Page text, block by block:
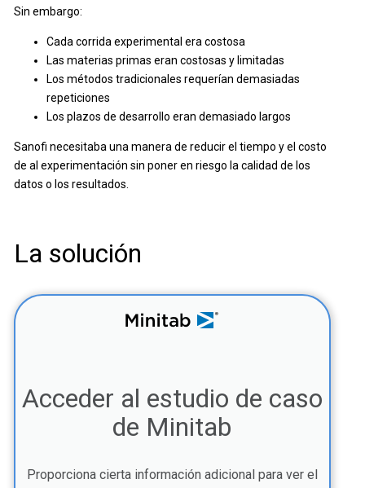
Sin embargo:
Cada corrida experimental era costosa
Las materias primas eran costosas y limitadas
Los métodos tradicionales requerían demasiadas
repeticiones
Los plazos de desarrollo eran demasiado largos
Sanofi necesitaba una manera de reducir el tiempo y el costo
de al experimentación sin poner en riesgo la calidad de los
datos o los resultados.
La solución
Acceder al estudio de caso
de Minitab
Proporciona cierta información adicional para ver el